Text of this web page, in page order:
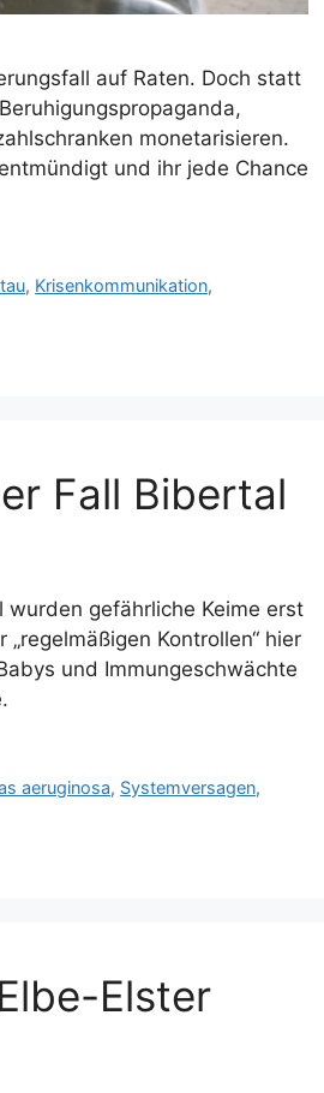
auf Raten. Doch statt
monetarisieren.
und ihr jede Chance
, Krisenkommunikation,
Fall Bibertal
gefährliche Keime erst
Kontrollen“ hier
und Immungeschwächte
aeruginosa, Systemversagen,
Elster